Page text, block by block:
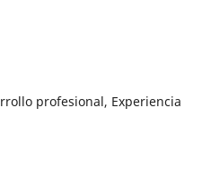
profesional, Experiencia